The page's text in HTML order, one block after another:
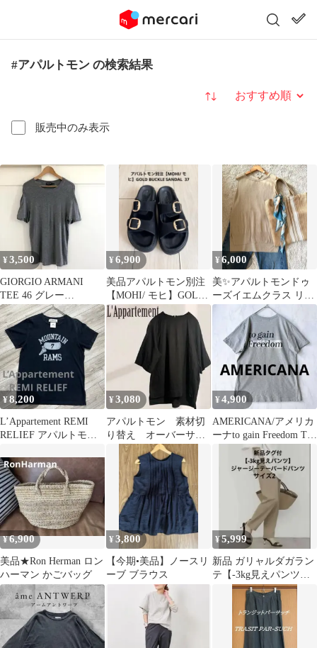
#アパルトモン の検索結果
販売中のみ表示
並び替え
¥3,500
GIORGIO ARMANI
TEE 46 グレー
DEUXIEMECLASSE
¥6,900
美品アパルトモン別注
【MOHI/ モヒ】GOLD
BUCKLE SANDAL37
¥6,000
美✨アパルトモンドゥ
ーズイエムクラス リネ
ンコットンノースリー
ブニット ベージュ
¥8,200
L’Appartement REMI
RELIEF アパルトモン
¥3,080
アパルトモン 素材切
り替え オーバーサイ
ズカットソー 半袖
ブラック M とろみ
¥4,900
AMERICANA/アメリカ
ーナto gain Freedom Tシ
ャツグレー
¥6,900
美品★Ron Herman ロン
ハーマン かごバッグ
¥3,800
【今期•美品】ノースリ
ーブ ブラウス
¥5,999
新品 ガリャルダガラン
テ【-3kg見えパンツ】
ジャージーテーパード
パンツ 2